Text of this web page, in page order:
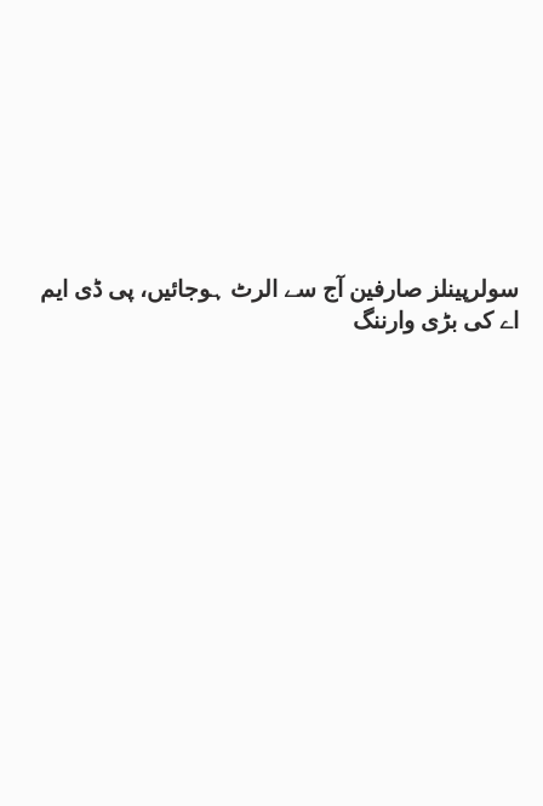
سولرپینلز صارفین آج سے الرٹ ہوجائیں، پی ڈی ایم
اے کی بڑی وارننگ